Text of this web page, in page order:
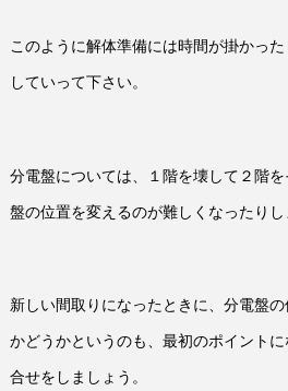
このように解体準備には時間が掛かっ
していって下さい。
分電盤については、１階を壊して２階
盤の位置を変えるのが難しくなったりし
新しい間取りになったときに、分電盤
かどうかというのも、最初のポイント
合せをしましょう。